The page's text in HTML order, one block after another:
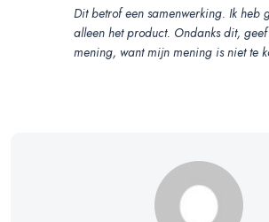
Dit betrof een samenwerking. Ik heb
alleen het product. Ondanks dit,
mening, want mijn mening is niet te